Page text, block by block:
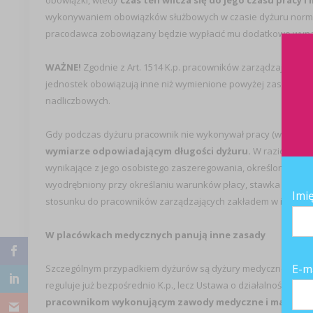
wykonywaniem obowiązków służbowych w czasie dyżuru
pracodawca zobowiązany będzie wypłacić mu dodatkowe
WAŻNE! Zgodnie z Art. 1514 K.p. pracowników
jednostek obowiązują inne niż wymienione powyżej zasady
nadliczbowych.
Gdy podczas dyżuru pracownik nie wykonywał pracy
wymiarze odpowiadającym długości dyżuru. W razie
wynikające z jego osobistego zaszeregowania, określonego
wyodrębniony przy określaniu warunków płacy, stawka ta
stosunku do pracowników zarządzających zakładem w imieniu
W placówkach medycznych panują inne zasady
Szczególnym przypadkiem dyżurów są dyżury medyczne
reguluje już bezpośrednio K.p., lecz Ustawa o działalności
pracownikom wykonującym zawody medyczne i mającym
E-